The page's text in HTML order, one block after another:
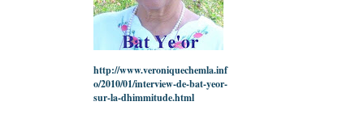
http://www.veroniquechemla.inf
o/2010/01/interview-de-bat-yeor-
sur-la-dhimmitude.html